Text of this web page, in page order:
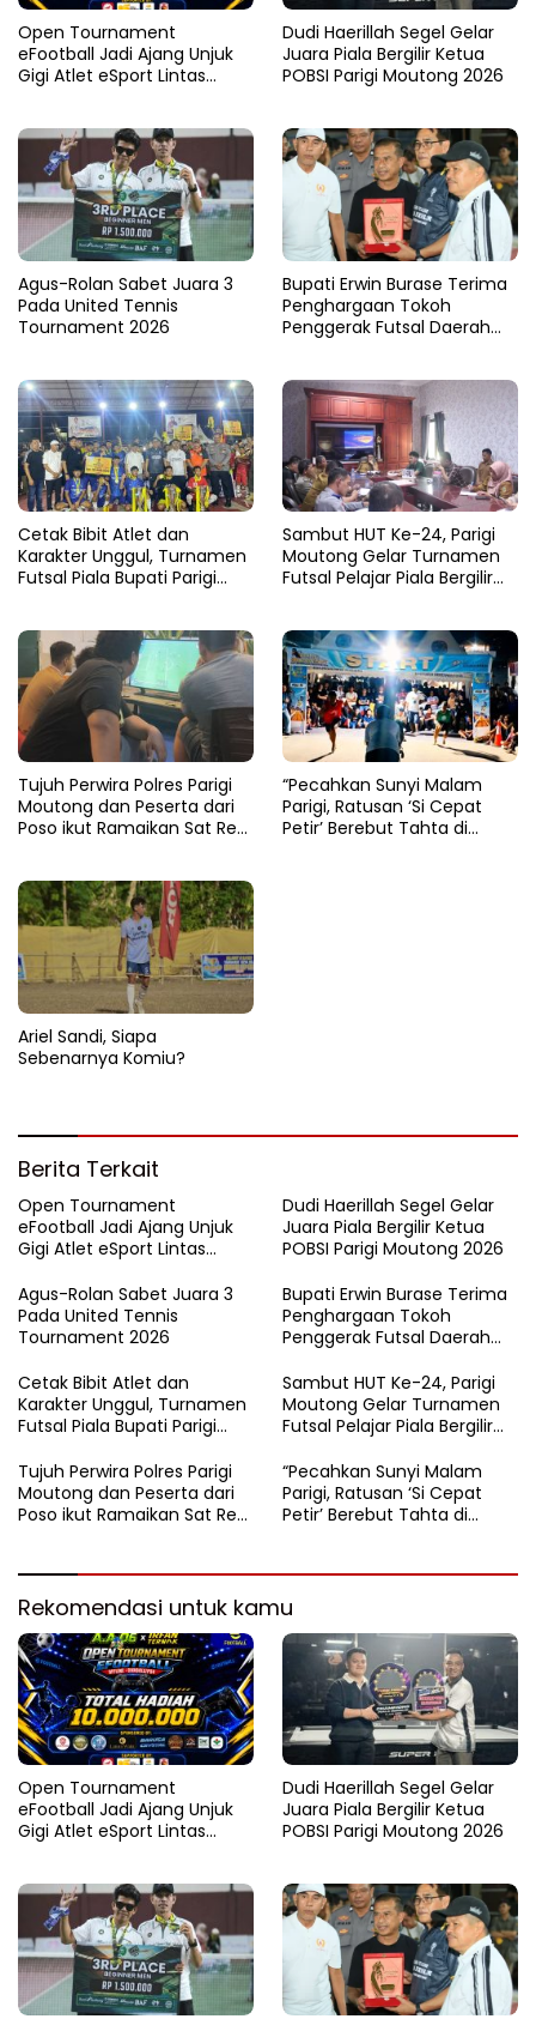
Open Tournament
eFootball Jadi Ajang Unjuk
Gigi Atlet eSport Lintas
Dudi Haerillah Segel Gelar
Juara Piala Bergilir Ketua
POBSI Parigi Moutong 2026
Agus-Rolan Sabet Juara 3
Pada United Tennis
Tournament 2026
Bupati Erwin Burase Terima
Penghargaan Tokoh
Penggerak Futsal Daerah
Cetak Bibit Atlet dan
Karakter Unggul, Turnamen
Futsal Piala Bupati Parigi
Sambut HUT Ke-24, Parigi
Moutong Gelar Turnamen
Futsal Pelajar Piala Bergilir
Tujuh Perwira Polres Parigi
Moutong dan Peserta dari
Poso ikut Ramaikan Sat Res
“Pecahkan Sunyi Malam
Parigi, Ratusan ‘Si Cepat
Petir’ Berebut Tahta di
Ariel Sandi, Siapa
Sebenarnya Komiu?
Berita Terkait
Open Tournament
eFootball Jadi Ajang Unjuk
Gigi Atlet eSport Lintas
Dudi Haerillah Segel Gelar
Juara Piala Bergilir Ketua
POBSI Parigi Moutong 2026
Agus-Rolan Sabet Juara 3
Pada United Tennis
Tournament 2026
Bupati Erwin Burase Terima
Penghargaan Tokoh
Penggerak Futsal Daerah
Pelajar
Cetak Bibit Atlet dan
Karakter Unggul, Turnamen
Futsal Piala Bupati Parigi
Ditutup
Sambut HUT Ke-24, Parigi
Moutong Gelar Turnamen
Futsal Pelajar Piala Bergilir
Juta
Tujuh Perwira Polres Parigi
Moutong dan Peserta dari
Poso ikut Ramaikan Sat Res
“Pecahkan Sunyi Malam
Parigi, Ratusan ‘Si Cepat
Petir’ Berebut Tahta di
Rekomendasi untuk kamu
Open Tournament
eFootball Jadi Ajang Unjuk
Gigi Atlet eSport Lintas
Dudi Haerillah Segel Gelar
Juara Piala Bergilir Ketua
POBSI Parigi Moutong 2026